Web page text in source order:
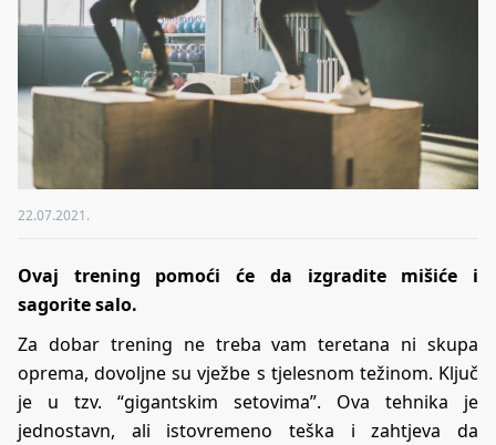
22.07.2021.
Ovaj trening pomoći će da izgradite mišiće i
sagorite salo.
Za dobar trening ne treba vam teretana ni skupa
oprema, dovoljne su vježbe s tjelesnom težinom. Ključ
je u tzv. “gigantskim setovima”. Ova tehnika je
jednostavn, ali istovremeno teška i zahtjeva da